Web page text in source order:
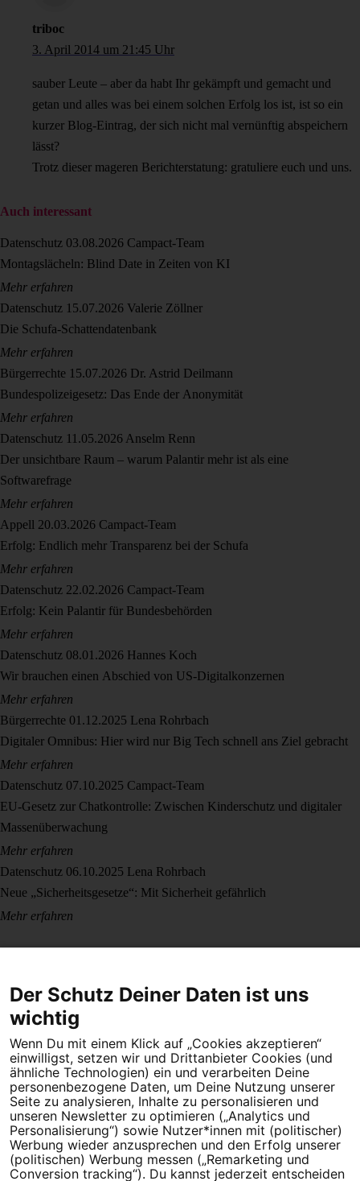
triboc
3. April 2014 um 21:45 Uhr
sauber Leute – aber da habt Ihr gekämpft und gemacht und
getan und alles was bei einem solchen Erfolg los ist, ist so ein
kurzer Blog-Eintrag, der sich nicht mal vernünftig abspeichern
lässt?
Trotz dieser mageren Berichterstatung: gratuliere euch und uns.
Auch interessant
Datenschutz 03.08.2026 Campact-Team
Montagslächeln: Blind Date in Zeiten von KI
Mehr erfahren
Datenschutz 15.07.2026 Valerie Zöllner
Die Schufa-Schattendatenbank
Mehr erfahren
Bürgerrechte 15.07.2026 Dr. Astrid Deilmann
Bundespolizeigesetz: Das Ende der Anonymität
Mehr erfahren
Datenschutz 11.05.2026 Anselm Renn
Der unsichtbare Raum – warum Palantir mehr ist als eine
Softwarefrage
Mehr erfahren
Appell 20.03.2026 Campact-Team
Erfolg: Endlich mehr Transparenz bei der Schufa
Mehr erfahren
Datenschutz 22.02.2026 Campact-Team
Erfolg: Kein Palantir für Bundesbehörden
Mehr erfahren
Datenschutz 08.01.2026 Hannes Koch
Wir brauchen einen Abschied von US-Digitalkonzernen
Mehr erfahren
Bürgerrechte 01.12.2025 Lena Rohrbach
Digitaler Omnibus: Hier wird nur Big Tech schnell ans Ziel gebracht
Mehr erfahren
Datenschutz 07.10.2025 Campact-Team
EU-Gesetz zur Chatkontrolle: Zwischen Kinderschutz und digitaler
Massenüberwachung
Mehr erfahren
Datenschutz 06.10.2025 Lena Rohrbach
Neue „Sicherheitsgesetze“: Mit Sicherheit gefährlich
Mehr erfahren
Dein Engagement macht den Unterschied. Schließe Dich 4,5
Millionen Menschen an.
Newsletter bestellen
Der Schutz Deiner Daten ist uns
wichtig
Wenn Du mit einem Klick auf „Cookies akzeptieren“
einwilligst, setzen wir und Drittanbieter Cookies (und
ähnliche Technologien) ein und verarbeiten Deine
personenbezogene Daten, um Deine Nutzung unserer
Seite zu analysieren, Inhalte zu personalisieren und
unseren Newsletter zu optimieren („Analytics und
Personalisierung“) sowie Nutzer*innen mit (politischer)
Werbung wieder anzusprechen und den Erfolg unserer
(politischen) Werbung messen („Remarketing und
Conversion tracking“). Du kannst jederzeit entscheiden